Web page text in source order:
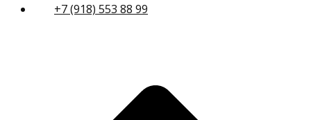
+7 (918) 553 88 99